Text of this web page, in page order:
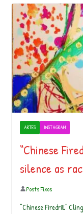
ARTES INSTAGRAM
“Chinese
silence as
Posts Fixos
“Chinese Firedrill”